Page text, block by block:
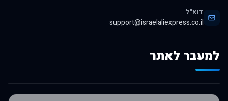
דוא"ל
support@israelaliexpress.co.il
למעבר לאתר
לרכישה באלי אקספרס